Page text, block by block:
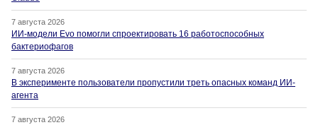
7 августа 2026
ИИ-модели Evo помогли спроектировать 16 работоспособных
бактериофагов
7 августа 2026
В эксперименте пользователи пропустили треть опасных команд ИИ-
агента
7 августа 2026